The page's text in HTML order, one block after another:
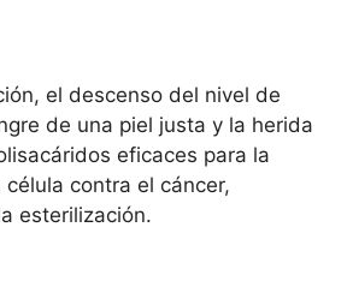
el descenso del nivel de
de una piel justa y la herida
eficaces para la
contra el cáncer,
esterilización.